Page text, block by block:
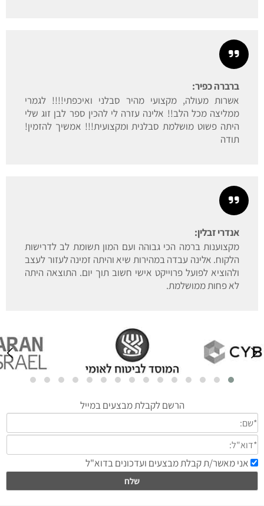
ברברה כפיר:
אשרות מעולה, מקצועי מהיר סבלני ואיכפתי!!!! לגמרי
ממליצה מכל הלב!! אלינה עזרה לי להכין ספר לבן זוג שלי
היתה פשוט מושלמת סבלנית ומקצועית!!! אמשיך להזמין!
תודה
אנדרי זבלין:
מקצוענות ברמה הכי גבוהה ועם המון תשומת לב לדרישות
הלקוח. אלינה עבדה במהירות שיא והיתה זמינה לעזור לעצב
ולהוציא לפועל פרוייקט אישי חשוב תוך יום. התוצאה היתה
לא פחות ממושלמת.